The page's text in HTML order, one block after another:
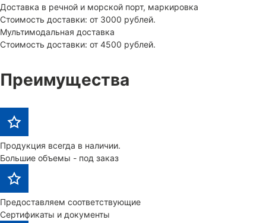
Доставка в речной и морской порт, маркировка
Стоимость доставки: от 3000 рублей.
Мультимодальная доставка
Стоимость доставки: от 4500 рублей.
Преимущества
Продукция всегда в наличии.
Большие объемы - под заказ
Предоставляем соответствующие
Сертификаты и документы